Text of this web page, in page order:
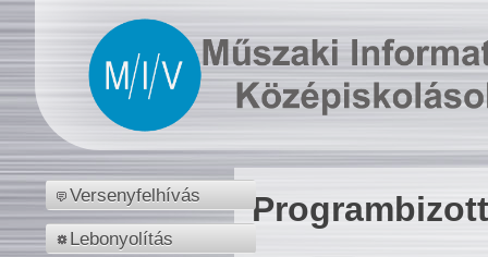
Versenyfelhívás
Lebonyolítás